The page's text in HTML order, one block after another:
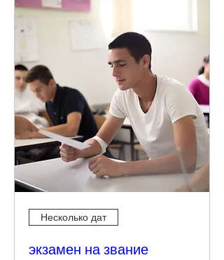
Несколько дат
экзамен на звание